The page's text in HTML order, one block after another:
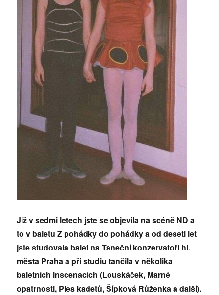
Již v sedmi letech jste se objevila na scéně ND a
to v baletu Z pohádky do pohádky a od deseti let
jste studovala balet na Taneční konzervatoři hl.
města Praha a při studiu tančila v několika
baletních inscenacích (Louskáček, Marné
opatrnosti, Ples kadetů, Šípková Růženka a další).